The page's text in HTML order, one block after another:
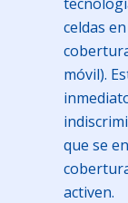
celdas
móvil).
que se
activen.